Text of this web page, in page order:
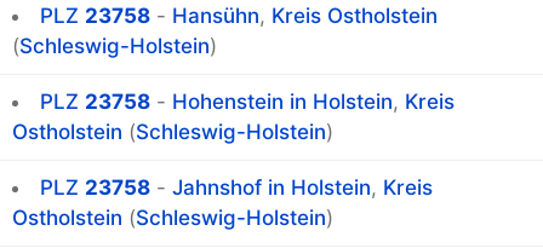
PLZ 23758 - Hansühn, Kreis Ostholstein
(Schleswig-Holstein)
PLZ 23758 - Hohenstein in Holstein, Kreis
Ostholstein (Schleswig-Holstein)
PLZ 23758 - Jahnshof in Holstein, Kreis
Ostholstein (Schleswig-Holstein)